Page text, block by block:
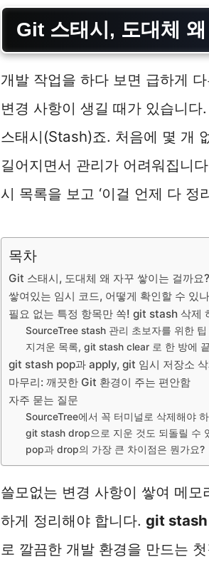
Git 스태시, 도대체
개발 작업을 하다 보면 급하게
변경 사항이 생길 때가 있습니
스태시(Stash)죠. 처음에 몇 개
길어지면서 관리가 어려워집니
시 목록을 보고 ‘이걸 언제 다 정
목차
Git 스태시, 도대체 왜 자꾸 쌓이는 걸까요?
쌓여있는 임시 코드, 어떻게 확인할 수 있
필요 없는 특정 항목만 쏙! git stash 삭제
SourceTree stash 관리 초보자를 위한 팁
지겨운 목록, git stash clear 로 한 방에
git stash pop과 apply, git 임시 저장소
마무리: 깨끗한 Git 환경이 주는 편안함
자주 묻는 질문
SourceTree에서 꼭 터미널로 삭제해야
git stash drop으로 지운 것도 되돌릴 수
pop과 drop의 가장 큰 차이점은 뭔가요?
쓸모없는 변경 사항이 쌓여 메
하게 정리해야 합니다. git stash
로 깔끔한 개발 환경을 만드는